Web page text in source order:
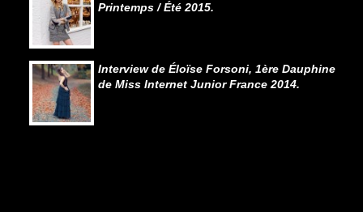
Printemps / Été 2015.
Interview de Éloïse Forsoni, 1ère Dauphine
de Miss Internet Junior France 2014.